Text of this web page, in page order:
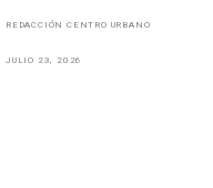
REDACCIÓN CENTRO URBANO
JULIO 23, 2026